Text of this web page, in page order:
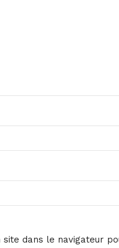
dans le navigateur